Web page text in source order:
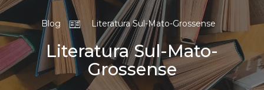
Blog Literatura Sul-Mato-Grossense
Literatura Sul-Mato-
Grossense